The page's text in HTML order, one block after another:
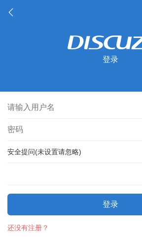
登录
安全提问(未设置请忽略)
登录
还没有注册？